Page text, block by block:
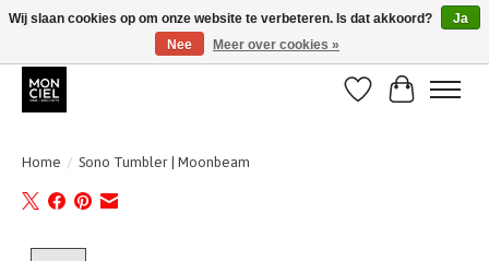
BE + NL : GRATIS VERZENDING van 31/07 t;e.m. 17/8
Verlanglijst
Home / Sono Tumbler | Moonbeam
Wij slaan cookies op om onze website te verbeteren. Is dat akkoord?
Ja
Nee
Meer over cookies »